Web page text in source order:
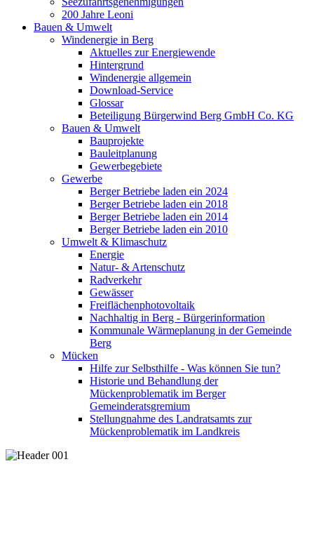
200 Jahre Leoni
Bauen & Umwelt
Windenergie in Berg
Aktuelles zur Energiewende
Hintergrund
Windenergie allgemein
Download-Service
Glossar
Beteiligung Bürgerwind Berg GmbH Co. KG
Bauen & Umwelt
Bauprojekte
Bauleitplanung
Gewerbegebiete
Gewerbe
Berger Betriebe laden ein 2024
Berger Betriebe laden ein 2018
Berger Betriebe laden ein 2014
Berger Betriebe laden ein 2010
Umwelt & Klimaschutz
Energie
Natur- & Artenschutz
Radverkehr
Gewässer
Freiflächenphotovoltaik
Nachhaltig in Berg - Bürgerinformation
Kommunale Wärmeplanung in der Gemeinde
Berg
Mücken
Hilfe zur Selbsthilfe - Was können Sie tun?
Historie und Behandlung der
Mückenproblematik im Berger
Gemeinderatsgremium
Stellungnahme des Landratsamts zur
Mückenproblematik im Landkreis